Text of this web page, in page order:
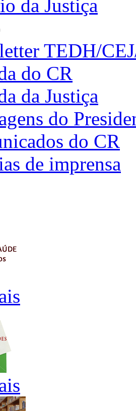
da Justiça
TEDH/
do CR
da Justiça
do
do CR
de imprensa